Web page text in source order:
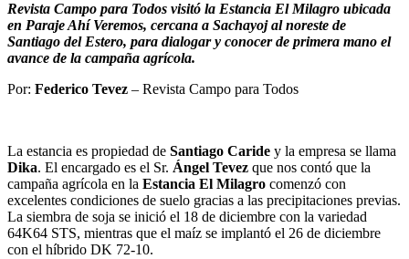
Revista Campo para Todos visitó la Estancia El Milagro ubicada
en Paraje Ahí Veremos, cercana a Sachayoj al noreste de
Santiago del Estero, para dialogar y conocer de primera mano el
avance de la campaña agrícola.
Por: Federico Tevez – Revista Campo para Todos
La estancia es propiedad de Santiago Caride y la empresa se llama
Dika. El encargado es el Sr. Ángel Tevez que nos contó que la
campaña agrícola en la Estancia El Milagro comenzó con
excelentes condiciones de suelo gracias a las precipitaciones previas.
La siembra de soja se inició el 18 de diciembre con la variedad
64K64 STS, mientras que el maíz se implantó el 26 de diciembre
con el híbrido DK 72-10.